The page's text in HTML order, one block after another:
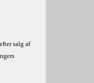
salg af